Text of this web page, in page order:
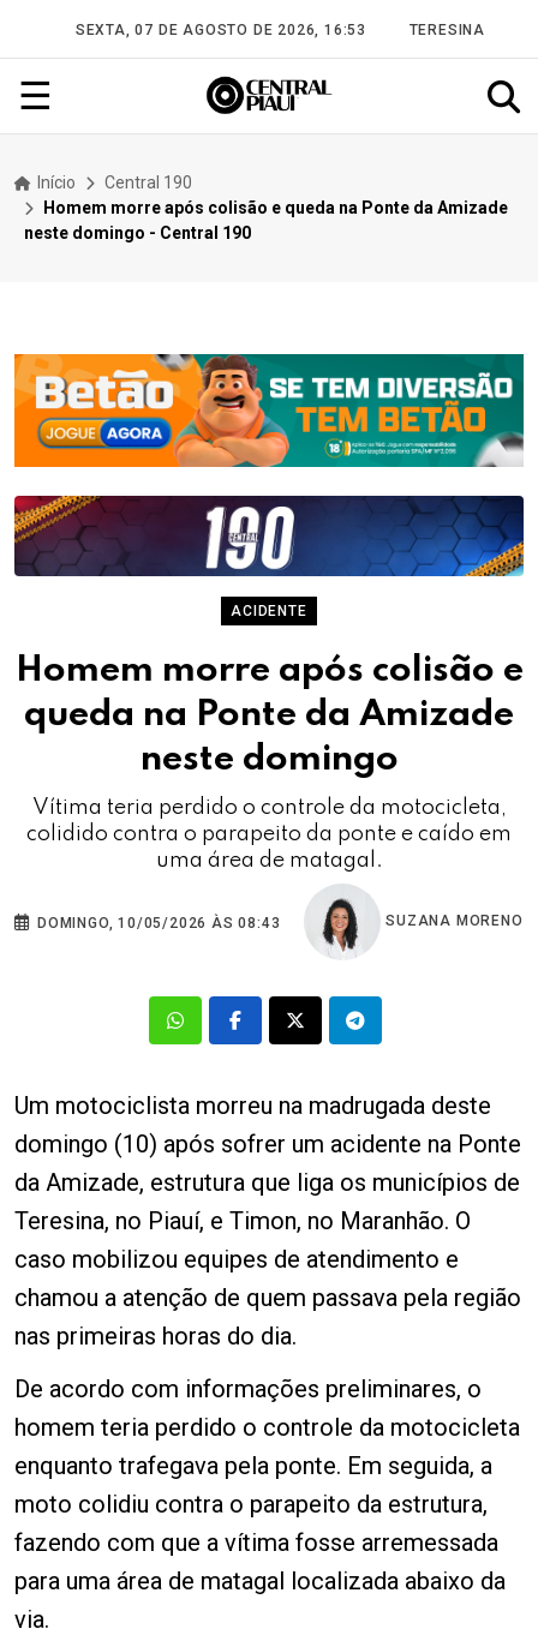
SEXTA, 07 DE AGOSTO DE 2026, 16:53 TERESINA
☰
Início
Central 190
Homem morre após colisão e queda na Ponte da Amizade
neste domingo - Central 190
ACIDENTE
Homem morre após colisão e
queda na Ponte da Amizade
neste domingo
Vítima teria perdido o controle da motocicleta,
colidido contra o parapeito da ponte e caído em
uma área de matagal.
DOMINGO, 10/05/2026 ÀS 08:43 SUZANA MORENO
Um motociclista morreu na madrugada deste
domingo (10) após sofrer um acidente na Ponte
da Amizade, estrutura que liga os municípios de
Teresina, no Piauí, e Timon, no Maranhão. O
caso mobilizou equipes de atendimento e
chamou a atenção de quem passava pela região
nas primeiras horas do dia.
De acordo com informações preliminares, o
homem teria perdido o controle da motocicleta
enquanto trafegava pela ponte. Em seguida, a
moto colidiu contra o parapeito da estrutura,
fazendo com que a vítima fosse arremessada
para uma área de matagal localizada abaixo da
via.